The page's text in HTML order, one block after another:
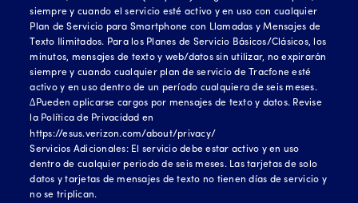
siempre y cuando el servicio esté activo y en uso con cualquier
Plan de Servicio para Smartphone con Llamadas y Mensajes de
Texto Ilimitados. Para los Planes de Servicio Básicos/Clásicos, los
minutos, mensajes de texto y web/datos sin utilizar, no expirarán
siempre y cuando cualquier plan de servicio de Tracfone esté
activo y en uso dentro de un período cualquiera de seis meses.
∆Pueden aplicarse cargos por mensajes de texto y datos. Revise
la Política de Privacidad en
https://esus.verizon.com/about/privacy/
Servicios Adicionales: El servicio debe estar activo y en uso
dentro de cualquier periodo de seis meses. Las tarjetas de solo
datos y tarjetas de mensajes de texto no tienen días de servicio y
no se triplican.